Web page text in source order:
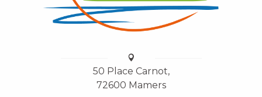
50 Place Carnot,
72600 Mamers